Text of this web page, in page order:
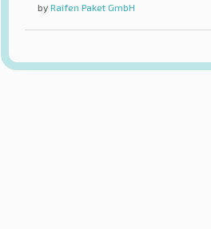
by Raifen Paket GmbH
3 XL